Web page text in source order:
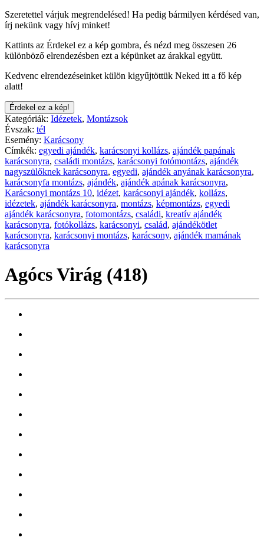
Szeretettel várjuk megrendelésed! Ha pedig bármilyen kérdésed van,
írj nekünk vagy hívj minket!
Kattints az Érdekel ez a kép gombra, és nézd meg összesen 26
különböző elrendezésben ezt a képünket az árakkal együtt.
Kedvenc elrendezéseinket külön kigyűjtöttük Neked itt a fő kép
alatt!
Érdekel ez a kép!
Kategóriák: Idézetek, Montázsok
Évszak: tél
Esemény: Karácsony
Címkék: egyedi ajándék, karácsonyi kollázs, ajándék papának
karácsonyra, családi montázs, karácsonyi fotómontázs, ajándék
nagyszülőknek karácsonyra, egyedi, ajándék anyának karácsonyra,
karácsonyfa montázs, ajándék, ajándék apának karácsonyra,
Karácsonyi montázs 10, idézet, karácsonyi ajándék, kollázs,
idézetek, ajándék karácsonyra, montázs, képmontázs, egyedi
ajándék karácsonyra, fotomontázs, családi, kreatív ajándék
karácsonyra, fotókollázs, karácsonyi, család, ajándékötlet
karácsonyra, karácsonyi montázs, karácsony, ajándék mamának
karácsonyra
Agócs Virág (418)